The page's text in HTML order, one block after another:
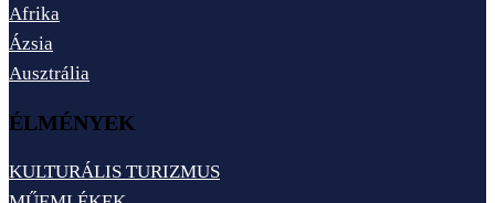
Afrika
Ázsia
Ausztrália
ÉLMÉNYEK
KULTURÁLIS TURIZMUS